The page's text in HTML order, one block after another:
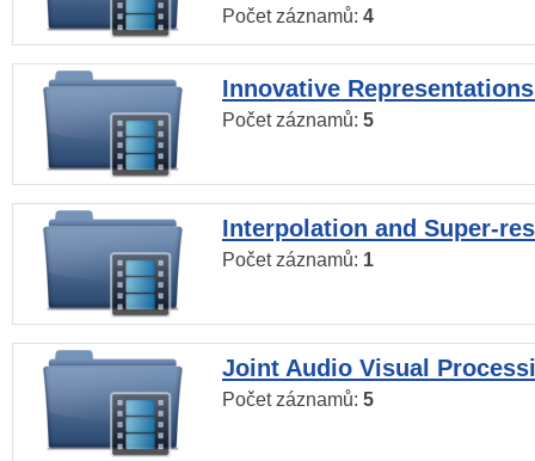
Počet záznamů: 4
Innovative
Počet záznamů: 5
Interpolation and Super-
Počet záznamů: 1
Joint Audio Visual
Počet záznamů: 5